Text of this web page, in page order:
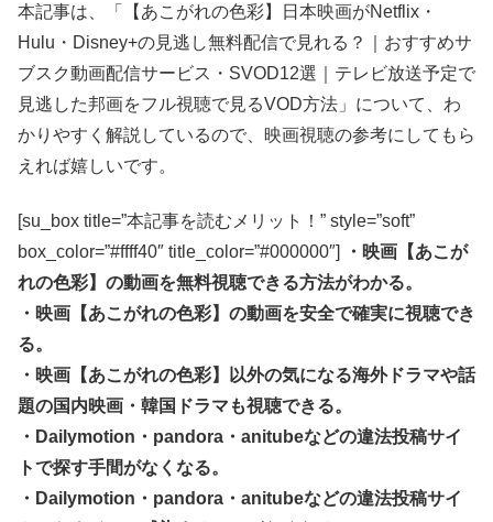
本記事は、「【あこがれの色彩】日本映画がNetflix・
Hulu・Disney+の見逃し無料配信で見れる？｜おすすめサ
ブスク動画配信サービス・SVOD12選｜テレビ放送予定で
見逃した邦画をフル視聴で見るVOD方法」について、わ
かりやすく解説しているので、映画視聴の参考にしてもら
えれば嬉しいです。
[su_box title=”本記事を読むメリット！” style=”soft”
box_color=”#ffff40″ title_color=”#000000″]
・映画【あこが
れの色彩】の動画を無料視聴できる方法がわかる。
・映画【あこがれの色彩】の動画を安全で確実に視聴でき
る。
・映画【あこがれの色彩】以外の気になる海外ドラマや話
題の国内映画・韓国ドラマも視聴できる。
・Dailymotion・pandora・anitubeなどの違法投稿サイ
トで探す手間がなくなる。
・Dailymotion・pandora・anitubeなどの違法投稿サイ